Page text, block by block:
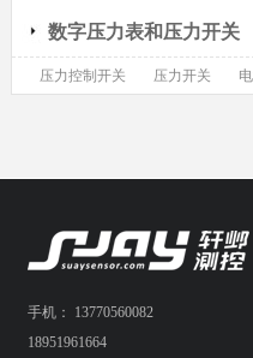
数字压力表和压力开关
压力控制开关 压力开关
手机： 13770560082
18951961664